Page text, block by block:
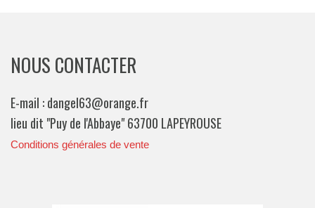
NOUS CONTACTER
E-mail : dangel63@orange.fr
lieu dit "Puy de l'Abbaye" 63700 LAPEYROUSE
Conditions générales de vente